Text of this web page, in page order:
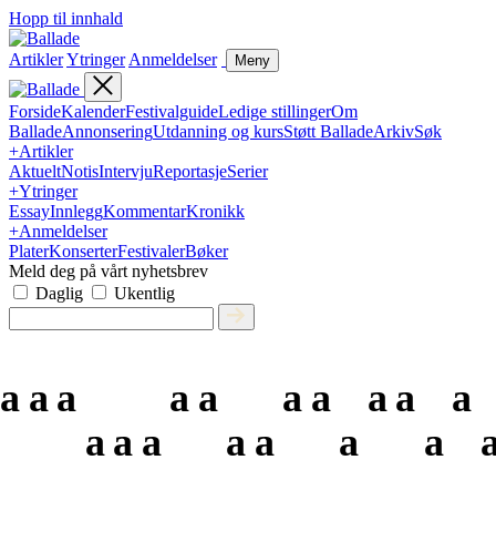
Hopp til innhald
ArtiklerYtringer Anmeldelser Meny
ForsideKalenderFestivalguideLedige stillingerOm
BalladeAnnonseringUtdanning og kursStøtt BalladeArkivSøk
+Artikler
AktueltNotisIntervjuReportasjeSerier
+Ytringer
EssayInnleggKommentarKronikk
+Anmeldelser
PlaterKonserterFestivalerBøker
Meld deg på vårt nyhetsbrev
Daglig
Ukentlig
a a a
a a
a a
a a
a a
a
a a
a
a